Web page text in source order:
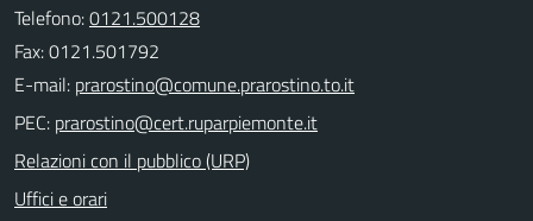
Telefono:0121.500128
Fax: 0121.501792
E-mail:
PEC:
Relazioni con il pubblico (URP)
Uffici e orari